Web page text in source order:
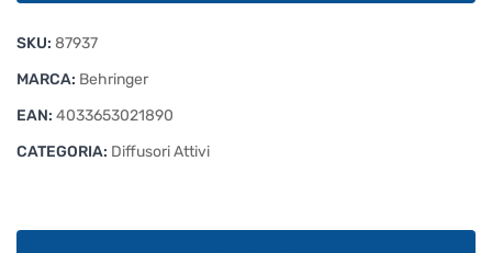
SKU: 87937
MARCA: Behringer
EAN: 4033653021890
CATEGORIA: Diffusori Attivi